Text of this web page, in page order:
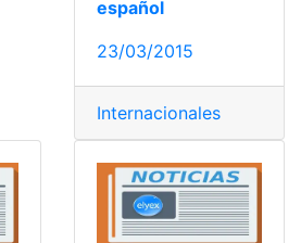
español
23/03/2015
Internacionales